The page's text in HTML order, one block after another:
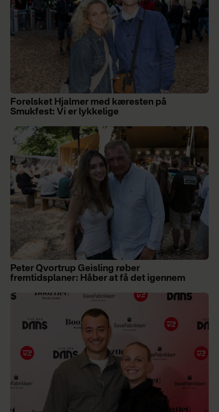
Forelsket Hjalmer med kæresten på
Smukfest: Vi er lykkelige
Peter Qvortrup Geisling røber
fremtidsplaner: Håber at få det igennem